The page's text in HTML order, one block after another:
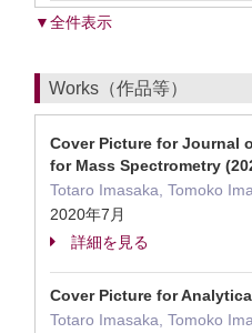
▼全件表示
Works（作品等）
Cover Picture for Journal
for Mass Spectrometry
Totaro Imasaka, Tomoko
2020年7月
詳細を見る
Cover Picture for
Totaro Imasaka, Tomoko